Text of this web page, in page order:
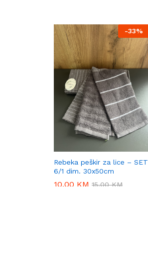
-33%
Rebeka peškir za lice – SET
6/1 dim. 30x50cm
10,00 KM 15,00KM
10,00 KM 15,00KM